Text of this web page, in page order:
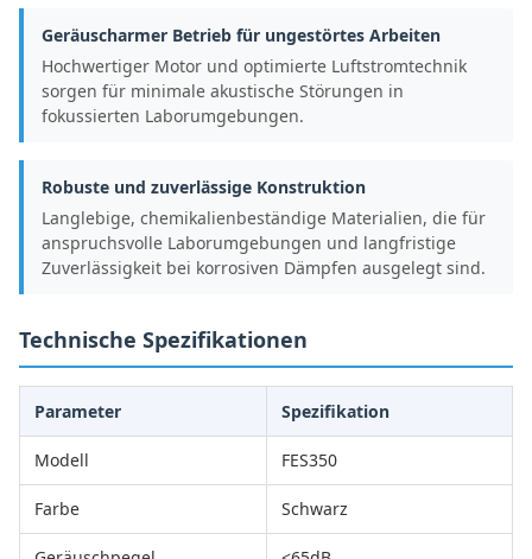
Geräuscharmer Betrieb für ungestörtes Arbeiten
Hochwertiger Motor und optimierte Luftstromtechnik
sorgen für minimale akustische Störungen in
fokussierten Laborumgebungen.
Robuste und zuverlässige Konstruktion
Langlebige, chemikalienbeständige Materialien, die für
anspruchsvolle Laborumgebungen und langfristige
Zuverlässigkeit bei korrosiven Dämpfen ausgelegt sind.
Technische Spezifikationen
Parameter Spezifikation
Modell FES350
Farbe Schwarz